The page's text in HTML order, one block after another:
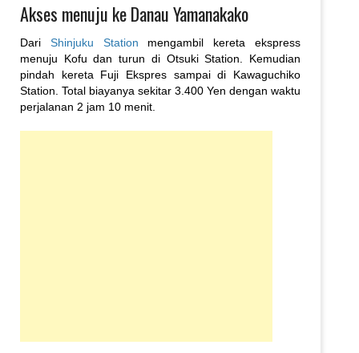
Akses menuju ke Danau Yamanakako
Dari Shinjuku Station mengambil kereta ekspress
menuju Kofu dan turun di Otsuki Station. Kemudian
pindah kereta Fuji Ekspres sampai di Kawaguchiko
Station. Total biayanya sekitar 3.400 Yen dengan waktu
perjalanan 2 jam 10 menit.